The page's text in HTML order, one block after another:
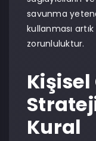
savunma
kullanması
zorunluluktur.
Kural